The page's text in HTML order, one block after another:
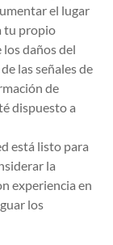
el lugar
tu propio
daños del
las señales de
de
dispuesto a
está listo para
la
experiencia en
los